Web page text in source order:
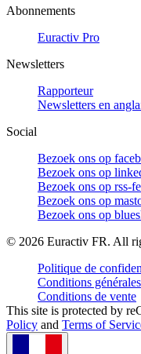
Abonnements
Euractiv Pro
Newsletters
Rapporteur
Newsletters en
Social
Bezoek ons op
Bezoek ons op
Bezoek ons op rss-
Bezoek ons op
Bezoek ons op
© 2026 Euractiv FR. All
Politique de
Conditions générales
Conditions de vente
This site is protected by
Policy and Terms of